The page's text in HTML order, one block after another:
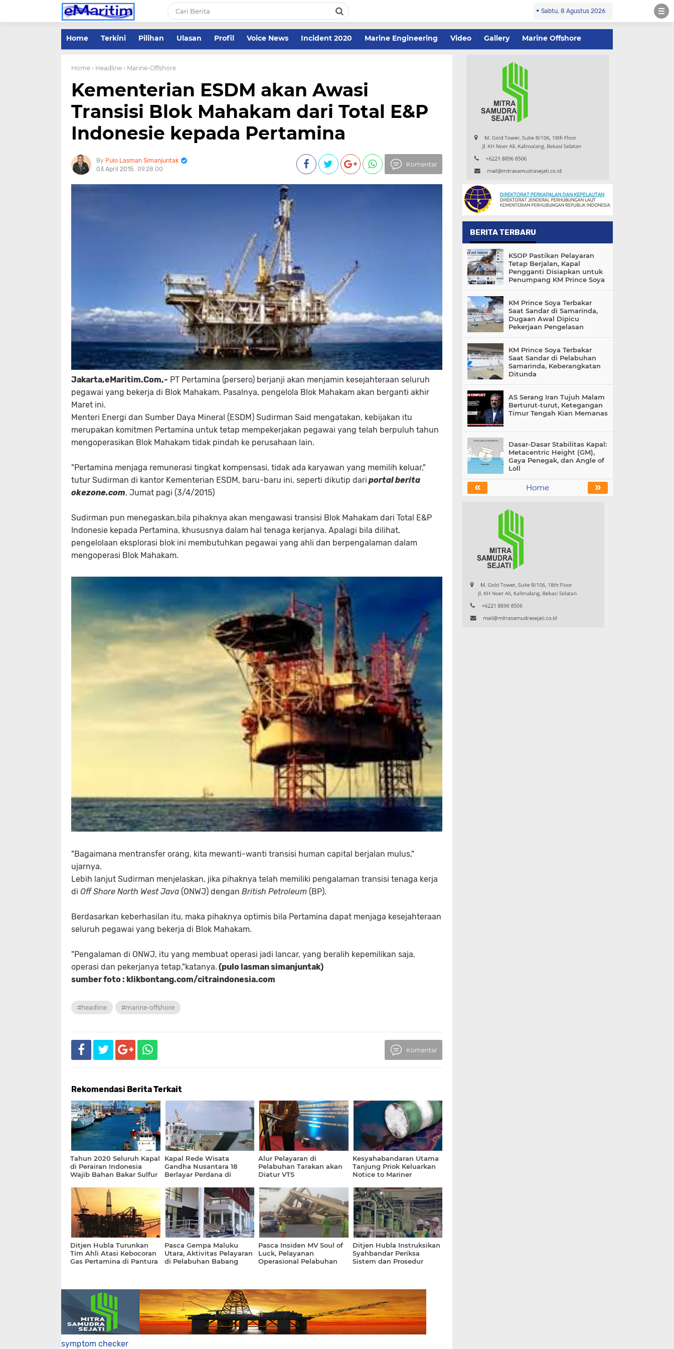
Sabtu, 8 Agustus 2026
Home Terkini Pilihan Ulasan Profil Voice News Incident 2020 Marine Engineering Video Gallery Marine Offshore
Home › Headline › Marine-Offshore
Kementerian ESDM akan Awasi
Transisi Blok Mahakam dari Total E&P
Indonesie kepada Pertamina
Pulo Lasman Simanjuntak
03 April 2015 09.28.00
Komentar
Jakarta,eMaritim.Com,- PT Pertamina (persero) berjanji akan menjamin kesejahteraan seluruh
pegawai yang bekerja di Blok Mahakam. Pasalnya, pengelola Blok Mahakam akan berganti akhir
Maret ini.
Menteri Energi dan Sumber Daya Mineral (ESDM) Sudirman Said mengatakan, kebijakan itu
merupakan komitmen Pertamina untuk tetap mempekerjakan pegawai yang telah berpuluh tahun
mengoperasikan Blok Mahakam tidak pindah ke perusahaan lain.
"Pertamina menjaga remunerasi tingkat kompensasi, tidak ada karyawan yang memilih keluar,"
tutur Sudirman di kantor Kementerian ESDM, baru-baru ini, seperti dikutip dari portal berita
okezone.com, Jumat pagi (3/4/2015)
Sudirman pun menegaskan,bila pihaknya akan mengawasi transisi Blok Mahakam dari Total E&P
Indonesie kepada Pertamina, khususnya dalam hal tenaga kerjanya. Apalagi bila dilihat,
pengelolaan eksplorasi blok ini membutuhkan pegawai yang ahli dan berpengalaman dalam
mengoperasi Blok Mahakam.
"Bagaimana mentransfer orang, kita mewanti-wanti transisi human capital berjalan mulus,"
ujarnya.
Lebih lanjut Sudirman menjelaskan, jika pihaknya telah memiliki pengalaman transisi tenaga kerja
di Off Shore North West Java (ONWJ) dengan British Petroleum (BP).
Berdasarkan keberhasilan itu, maka pihaknya optimis bila Pertamina dapat menjaga kesejahteraan
seluruh pegawai yang bekerja di Blok Mahakam.
"Pengalaman di ONWJ, itu yang membuat operasi jadi lancar, yang beralih kepemilikan saja,
operasi dan pekerjanya tetap,"katanya. (pulo lasman simanjuntak)
sumber foto : klikbontang.com/citraindonesia.com
#headline #marine-offshore
Komentar
Rekomendasi Berita Terkait
Tahun 2020 Seluruh Kapal
di Perairan Indonesia
Wajib Bahan Bakar Sulfur
Kapal Rede Wisata
Gandha Nusantara 18
Berlayar Perdana di
Alur Pelayaran di
Pelabuhan Tarakan akan
Diatur VTS
Kesyahabandaran Utama
Tanjung Priok Keluarkan
Notice to Mariner
Ditjen Hubla Turunkan
Tim Ahli Atasi Kebocoran
Gas Pertamina di Pantura
Pasca Gempa Maluku
Utara, Aktivitas Pelayaran
di Pelabuhan Babang
Pasca Insiden MV Soul of
Luck, Pelayanan
Operasional Pelabuhan
Ditjen Hubla Instruksikan
Syahbandar Periksa
Sistem dan Prosedur
symptom checker
BERITA TERBARU
KSOP Pastikan Pelayaran
Tetap Berjalan, Kapal
Pengganti Disiapkan untuk
Penumpang KM Prince Soya
KM Prince Soya Terbakar
Saat Sandar di Samarinda,
Dugaan Awal Dipicu
Pekerjaan Pengelasan
KM Prince Soya Terbakar
Saat Sandar di Pelabuhan
Samarinda, Keberangkatan
Ditunda
AS Serang Iran Tujuh Malam
Berturut-turut, Ketegangan
Timur Tengah Kian Memanas
Dasar-Dasar Stabilitas Kapal:
Metacentric Height (GM),
Gaya Penegak, dan Angle of
Loll
« »
Home